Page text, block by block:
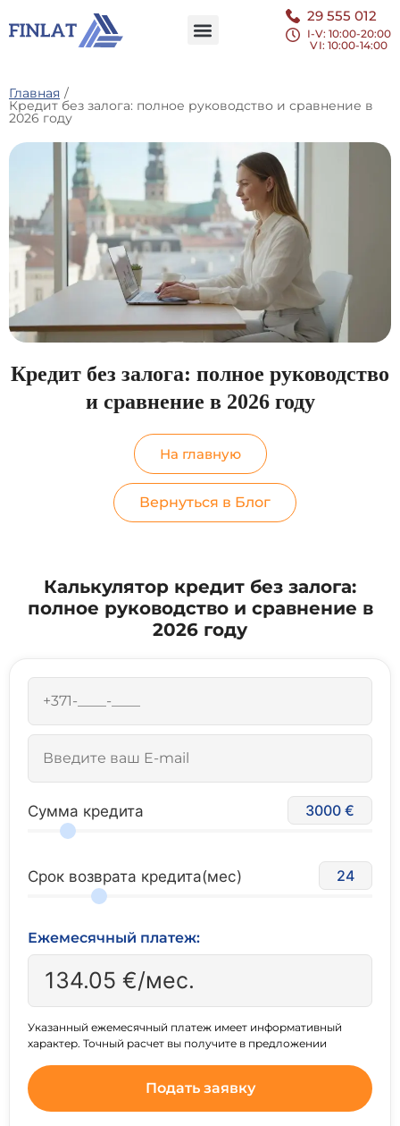
29 555 012
I-V: 10:00-20:00
VI: 10:00-14:00
Главная /
Кредит без залога: полное руководство и сравнение в
2026 году
Кредит без залога: полное руководство
и сравнение в 2026 году
На главную
Вернуться в Блог
Калькулятор кредит без залога:
полное руководство и сравнение в
2026 году
Сумма кредита 3000
Срок возврата кредита(мес) 24
Ежемесячный платеж:
134.05 €/мес.
Указанный ежемесячный платеж имеет информативный
характер. Точный расчет вы получите в предложении
Подать заявку